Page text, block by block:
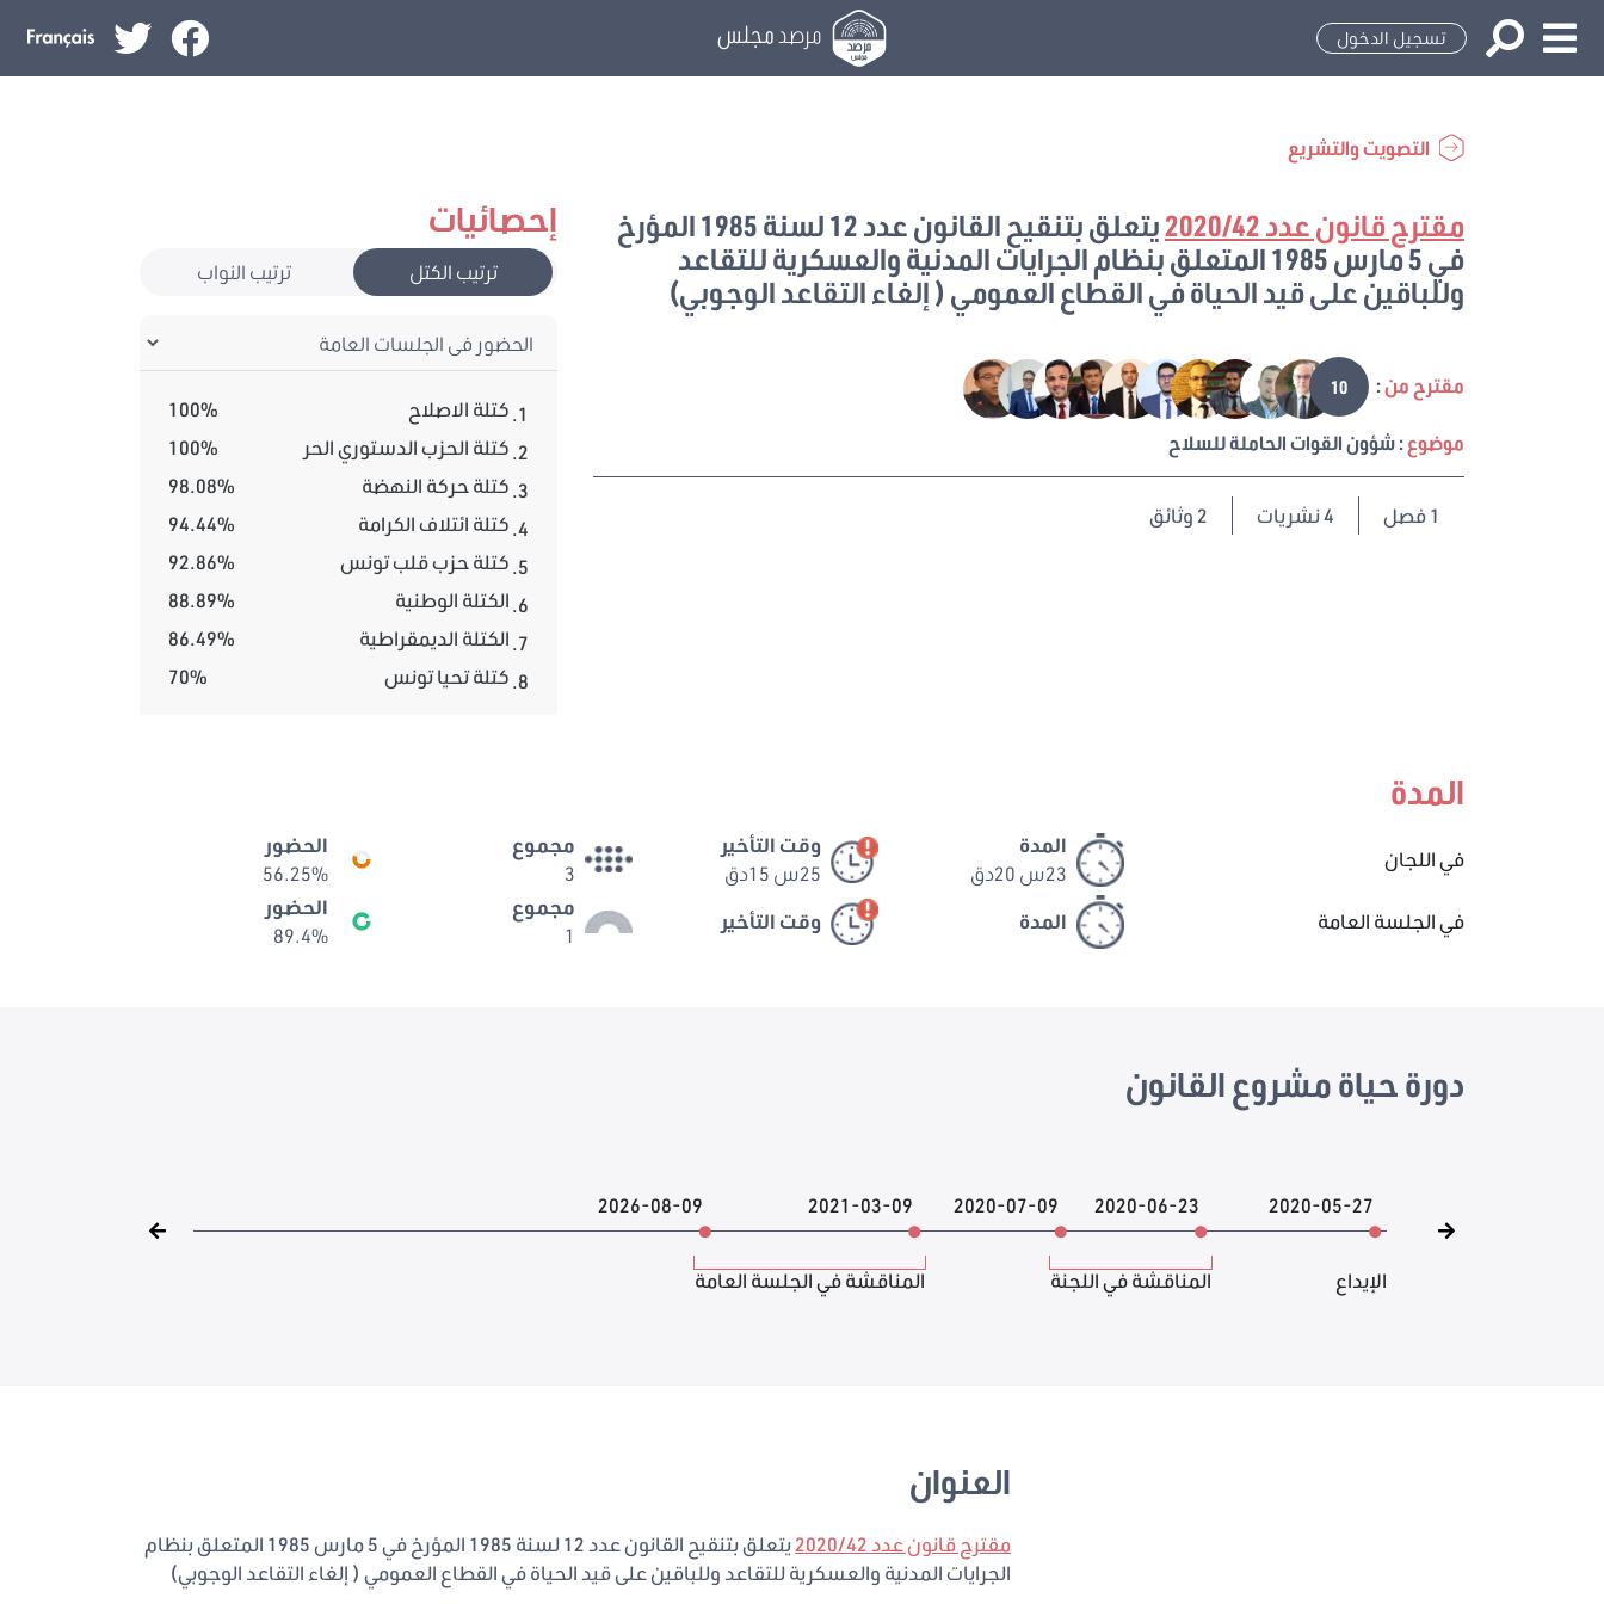
تسجيل الدخول مرصد مجلس
التصويت والتشريع
إحصائيات
ترتيب الكتل ترتيب النواب
1. كتلة الاصلاح
100%
2. كتلة الحزب الدستوري الحر
100%
3. كتلة حركة النهضة
98.08%
4. كتلة ائتلاف الكرامة
94.44%
5. كتلة حزب قلب تونس
92.86%
6. الكتلة الوطنية
88.89%
7. الكتلة الديمقراطية
86.49%
8. كتلة تحيا تونس 70%
مقترح قانون عدد 2020/42
يتعلق بتنقيح القانون عدد 12 لسنة 1985 المؤرخ
في 5 مارس 1985 المتعلق بنظام الجرايات المدنية والعسكرية للتقاعد
وللباقين على قيد الحياة في القطاع العمومي ( إلغاء التقاعد الوجوبي)
مقترح من:
10
موضوع: شؤون القوات الحاملة للسلاح
1فصل 4 نشريات 2 وثائق
المدة
في اللجان
المدة
23س 20دق
وقت التأخير
25س 15دق
مجموع
3
الحضور
56.25%
في الجلسة العامة
المدة وقت التأخير
مجموع
1
الحضور
89.4%
دورة حياة مشروع القانون
2020-05-27
الإيداع
2020-06-23
2020-07-09
المناقشة في اللجنة
2021-03-09
2026-08-09
المناقشة في الجلسة العامة
العنوان
مقترح قانون عدد 2020/42
يتعلق بتنقيح القانون عدد 12 لسنة 1985 المؤرخ في 5 مارس 1985 المتعلق بنظام
الجرايات المدنية والعسكرية للتقاعد وللباقين على قيد الحياة في القطاع العمومي ( إلغاء التقاعد الوجوبي)